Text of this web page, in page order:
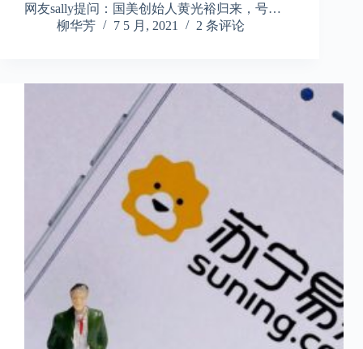
网友sally提问：国美创始人黄光裕归来，号…
柳华芳
7 5 月, 2021 2 条评论